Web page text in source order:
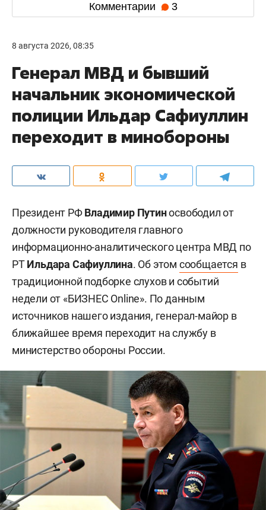
Комментарии 3
8 августа 2026, 08:35
Генерал МВД и бывший
начальник экономической
полиции Ильдар Сафиуллин
переходит в минобороны
Президент РФВладимир Путиносвободил от
должности руководителя главного
информационно-аналитического центра МВД по
РТИльдара Сафиуллина. Об этом сообщается в
традиционной подборке слухов и событий
недели от «БИЗНЕС Online». По данным
источников нашего издания, генерал-майор в
ближайшее время переходит на службу в
министерство обороны России.